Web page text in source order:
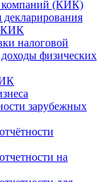
компаний (КИК)
КИК
налоговой
физических
зарубежных
на